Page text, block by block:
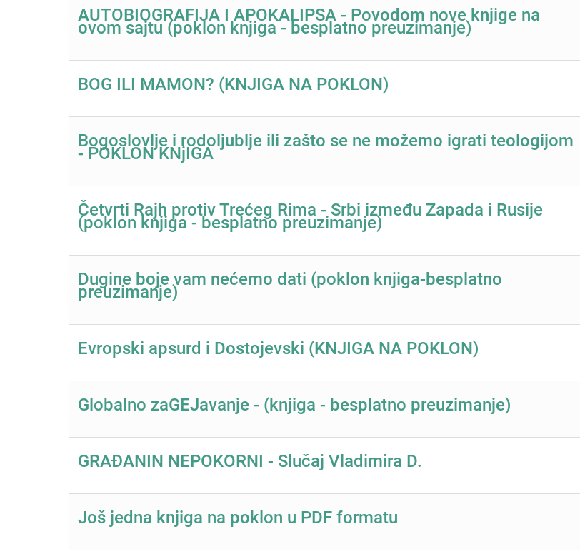
AUTOBIOGRAFIJA I APOKALIPSA - Povodom nove knjige na
ovom sajtu (poklon knjiga - besplatno preuzimanje)
BOG ILI MAMON? (KNJIGA NA POKLON)
Bogoslovlje i rodoljublje ili zašto se ne možemo igrati teologijom
- POKLON KNjIGA
Četvrti Rajh protiv Trećeg Rima - Srbi između Zapada i Rusije
(poklon knjiga - besplatno preuzimanje)
Dugine boje vam nećemo dati (poklon knjiga-besplatno
preuzimanje)
Evropski apsurd i Dostojevski (KNJIGA NA POKLON)
Globalno zaGEJavanje - (knjiga - besplatno preuzimanje)
GRAĐANIN NEPOKORNI - Slučaj Vladimira D.
Još jedna knjiga na poklon u PDF formatu